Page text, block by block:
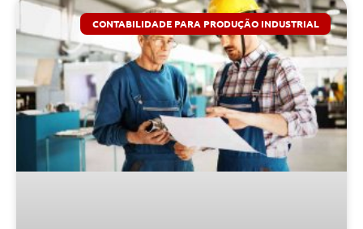
CONTABILIDADE PARA PRODUÇÃO INDUSTRIAL